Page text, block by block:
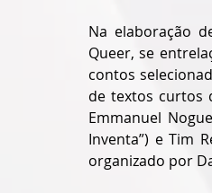
Na elaboração
Queer, se
contos
de textos curtos
Emmanuel
Inventa”) e Tim
organizado por